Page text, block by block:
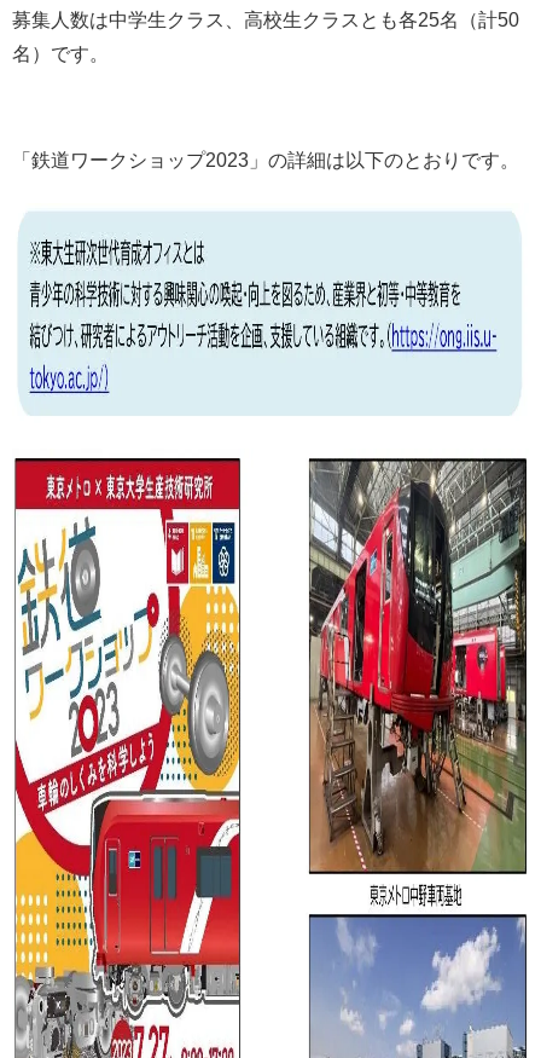
募集人数は中学生クラス、高校生クラスとも各25名（計50
名）です。
「鉄道ワークショップ2023」の詳細は以下のとおりです。